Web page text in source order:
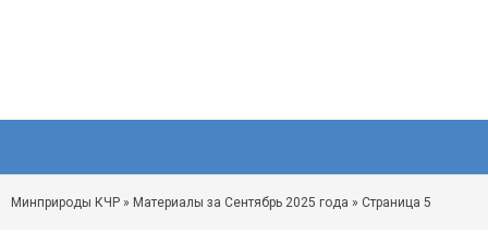
Минприроды КЧР » Материалы за Сентябрь 2025 года » Страница 5